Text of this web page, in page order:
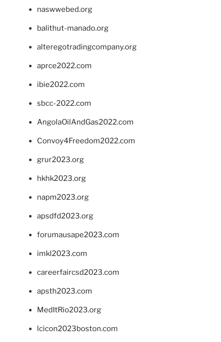
naswwebed.org
balithut-manado.org
alteregotradingcompany.org
aprce2022.com
ibie2022.com
sbcc-2022.com
AngolaOilAndGas2022.com
Convoy4Freedom2022.com
grur2023.org
hkhk2023.org
napm2023.org
apsdfd2023.org
forumausape2023.com
imkl2023.com
careerfaircsd2023.com
apsth2023.com
MedItRio2023.org
lcicon2023boston.com